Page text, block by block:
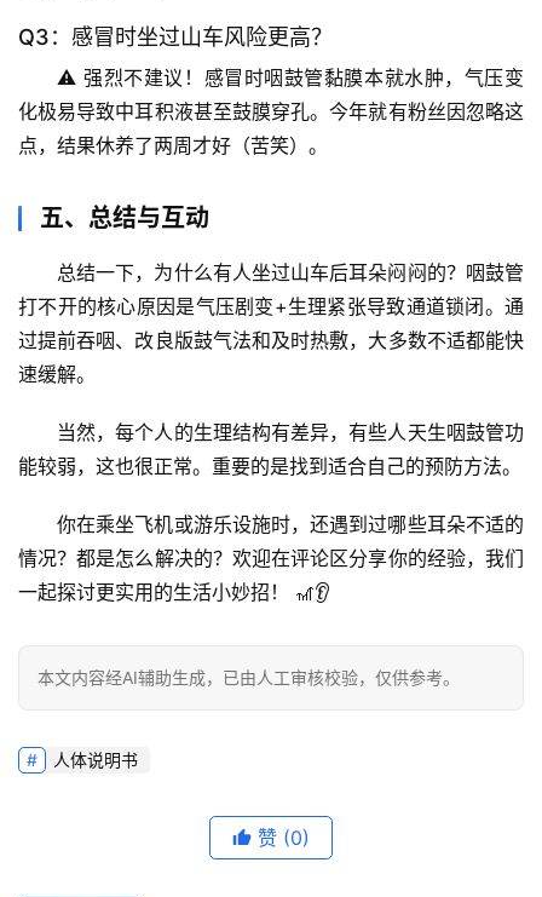
驿
辟
谣
真
Q3：感冒时坐过山车风险更高？
⚠️ 强烈不建议 ！感冒时咽鼓管黏膜本就水肿，气压变
化极易导致中耳积液甚至鼓膜穿孔。今年就有粉丝因忽略这
点，结果休养了两周才好（苦笑）。
五、总结与互动
总结一下，为什么有人坐过山车后耳朵闷闷的？咽鼓管
打不开的核心原因是气压剧变+生理紧张导致通道锁闭。通
过提前吞咽、改良版鼓气法和及时热敷，大多数不适都能快
速缓解。
当然，每个人的生理结构有差异，有些人天生咽鼓管功
能较弱，这也很正常。重要的是找到适合自己的预防方法。
你在乘坐飞机或游乐设施时，还遇到过哪些耳朵不适的
情况？都是怎么解决的？欢迎在评论区分享你的经验，我们
一起探讨更实用的生活小妙招！
🎢👂
本文内容经AI辅助生成，已由人工审核校验，仅供参考。
人体说明书
赞 (0)